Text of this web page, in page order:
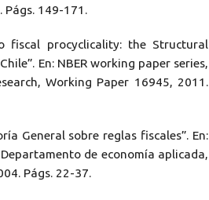
Págs. 149-171.
fiscal procyclicality: the Structural
En: NBER working paper series,
Working Paper 16945, 2011.
General sobre reglas fiscales”. En:
de economía aplicada,
Págs. 22-37.